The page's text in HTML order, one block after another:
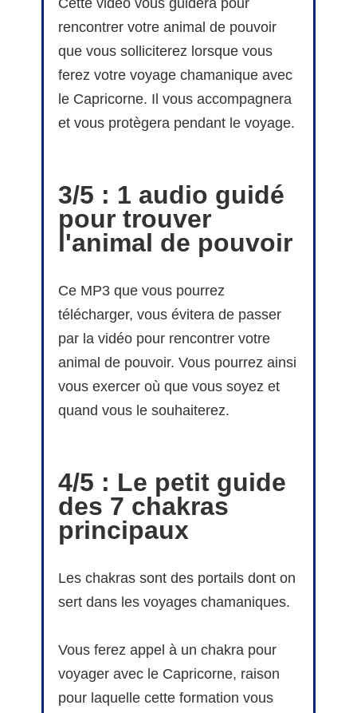
Cette vidéo vous guidera pour
rencontrer votre animal de pouvoir
que vous solliciterez lorsque vous
ferez votre voyage chamanique avec
le Capricorne. Il vous accompagnera
et vous protègera pendant le voyage.
3/5 : 1 audio guidé
pour trouver
l'animal de pouvoir
Ce MP3 que vous pourrez
télécharger, vous évitera de passer
par la vidéo pour rencontrer votre
animal de pouvoir. Vous pourrez ainsi
vous exercer où que vous soyez et
quand vous le souhaiterez.
4/5 : Le petit guide
des 7 chakras
principaux
Les chakras sont des portails dont on
sert dans les voyages chamaniques.
Vous ferez appel à un chakra pour
voyager avec le Capricorne, raison
pour laquelle cette formation vous